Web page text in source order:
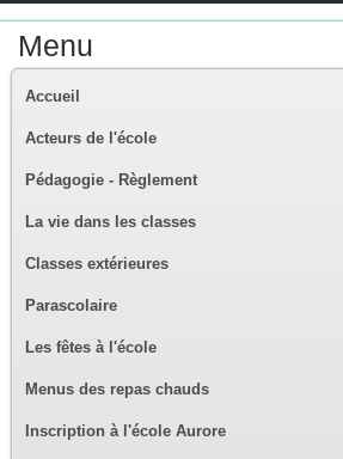
Menu
Accueil
Acteurs de l'école
Pédagogie - Règlement
La vie dans les classes
Classes extérieures
Parascolaire
Les fêtes à l'école
Menus des repas chauds
Inscription à l'école Aurore